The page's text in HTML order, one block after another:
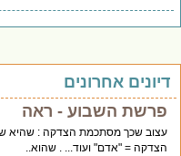
אחרונים
פרשת השבוע - ראה
עצוב שכך מסתכמת הצדקה : שהיא
הצדקה = "אדם" ועוד... . שהוא..